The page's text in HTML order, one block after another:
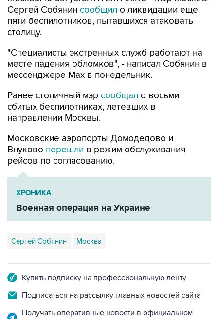
столицу.
"Специалисты экстренных служб работают на
мессенджере Max в понедельник.
Ранее столичный мэрсообщало восьми
направлении Москвы.
Московские аэропорты Домодедово и
рейсов по согласованию.
ХРОНИКА
Военная операция на Украине
Сергей Собянин Москва
Подписаться на рассылку главных новостей сайта
Получать оперативные новости в официальном